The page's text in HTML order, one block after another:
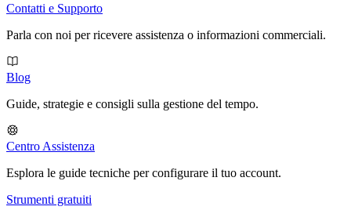
Contatti e Supporto
Parla con noi per ricevere assistenza o informazioni commerciali.
Blog
Guide, strategie e consigli sulla gestione del tempo.
Centro Assistenza
Esplora le guide tecniche per configurare il tuo account.
Strumenti gratuiti